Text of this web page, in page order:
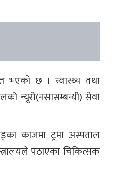
भएको छ । स्वास्थ्य तथा
न्यूरो(नसासम्बन्धी) सेवा
काजमा ट्रमा अस्पताल
पठाएका चिकित्सक